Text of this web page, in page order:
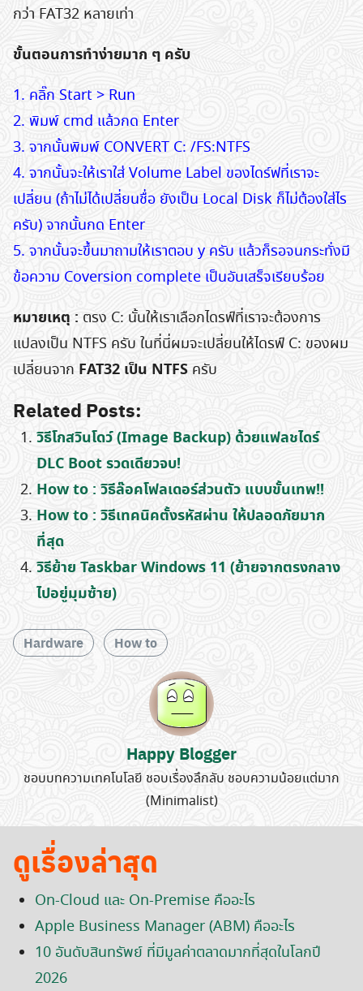
for:
กว่า FAT32 หลายเท่า
ขั้นตอนการทำง่ายมาก ๆ ครับ
1. คลิ๊ก Start > Run
2. พิมพ์ cmd แล้วกด Enter
3. จากนั้นพิมพ์ CONVERT C: /FS:NTFS
4. จากนั้นจะให้เราใส่ Volume Label ของไดร์ฟที่เราจะ
เปลี่ยน (ถ้าไม่ได้เปลี่ยนชื่อ ยังเป็น Local Disk ก็ไม่ต้องใส่ไร
ครับ) จากนั้นกด Enter
5. จากนั้นจะขึ้นมาถามให้เราตอบ y ครับ แล้วก็รอจนกระทั่งมี
ข้อความ Coversion complete เป็นอันเสร็จเรียบร้อย
หมายเหตุ : ตรง C: นั้นให้เราเลือกไดรฟ์ที่เราจะต้องการ
แปลงเป็น NTFS ครับ ในที่นี่ผมจะเปลี่ยนให้ไดรฟ์ C: ของผม
เปลี่ยนจาก FAT32 เป็น NTFS ครับ
Related Posts:
วิธีโกสวินโดว์ (Image Backup) ด้วยแฟลชไดร์
DLC Boot รวดเดียวจบ!
How to : วิธีล๊อคโฟลเดอร์ส่วนตัว แบบขั้นเทพ!!
How to : วิธีเทคนิคตั้งรหัสผ่าน ให้ปลอดภัยมาก
ที่สุด
วิธีย้าย Taskbar Windows 11 (ย้ายจากตรงกลาง
ไปอยู่มุมซ้าย)
Hardware How to
Happy Blogger
ชอบบทความเทคโนโลยี ชอบเรื่องลึกลับ ชอบความน้อยแต่มาก
(Minimalist)
ดูเรื่องล่าสุด
On-Cloud และ On-Premise คืออะไร
Apple Business Manager (ABM) คืออะไร
10 อันดับสินทรัพย์ ที่มีมูลค่าตลาดมากที่สุดในโลกปี
2026